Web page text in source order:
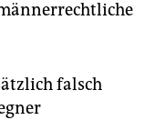
falsch